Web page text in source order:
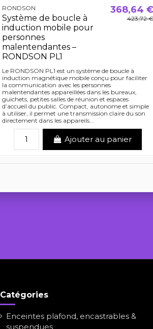
RONDSON
Système de boucle à
induction mobile pour
personnes
malentendantes –
RONDSON PL1
368,64 €
423,72 €
Le RONDSON PL1 est un système de boucle à
induction magnétique mobile conçu pour faciliter
la communication avec les personnes
malentendantes appareillées dans les bureaux,
guichets, petites salles de réunion et espaces
d’accueil du public. Compact, autonome et simple
à utiliser, il permet une transmission claire du son
directement dans les appareils...
Ajouter au panier
Catégories
Enceintes plafond, encastrables &
suspendues